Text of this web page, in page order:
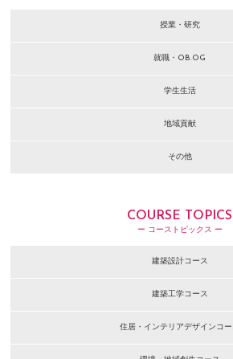
授業・研究
就職・OB.OG
学生生活
地域貢献
その他
COURSE TOPICS
ー コーストピックス ー
建築設計コース
建築工学コース
住居・インテリアデザインコー